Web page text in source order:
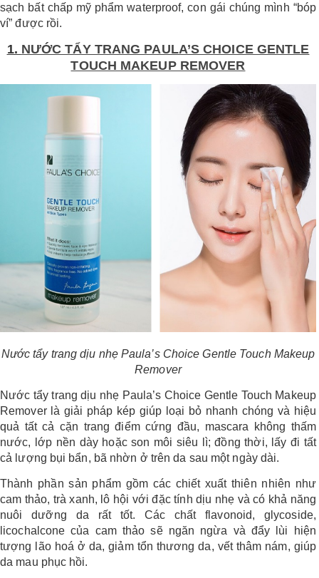
Z
sạch bất chấp mỹ phẩm waterproof, con gái chúng mình “bóp
ví” được rồi.
1. NƯỚC TẨY TRANG PAULA’S CHOICE GENTLE
TOUCH MAKEUP REMOVER
Nước tẩy trang dịu nhẹ Paula’s Choice Gentle Touch Makeup
Remover
Nước tẩy trang dịu nhẹ Paula’s Choice Gentle Touch Makeup
Remover là giải pháp kép giúp loại bỏ nhanh chóng và hiệu
quả tất cả cặn trang điểm cứng đầu, mascara không thấm
nước, lớp nền dày hoặc son môi siêu lì; đồng thời, lấy đi tất
cả lượng bụi bẩn, bã nhờn ở trên da sau một ngày dài.
Thành phần sản phẩm gồm các chiết xuất thiên nhiên như
cam thảo, trà xanh, lô hội với đặc tính dịu nhẹ và có khả năng
nuôi dưỡng da rất tốt. Các chất flavonoid, glycoside,
licochalcone của cam thảo sẽ ngăn ngừa và đẩy lùi hiện
tượng lão hoá ở da, giảm tổn thương da, vết thâm nám, giúp
da mau phục hồi.